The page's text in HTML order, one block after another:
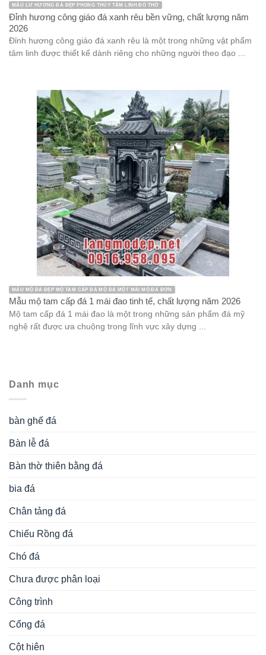
MẪU MỘ ĐÁ ĐẸP MỘ TAM CẤP ĐÁ MỘ ĐÁ MỘT MÁI MỘ ĐÁ ĐƠN
Mẫu mộ tam cấp đá 1 mái đao tinh tế, chất lượng năm 2026
Mộ tam cấp đá 1 mái đao là một trong những sản phẩm đá mỹ
nghệ rất được ưa chuộng trong lĩnh vực xây dựng ...
Danh mục
Bàn lễ đá
Bàn thờ thiên bằng đá
Chó đá
Chưa được phân loại
Công trình
Cổng đá
Cột hiên
Cột Đá
Cột đồng trụ
Cột đồng trụ đá
Cuốn thư đá
Kiến trúc đá
Lan can đá